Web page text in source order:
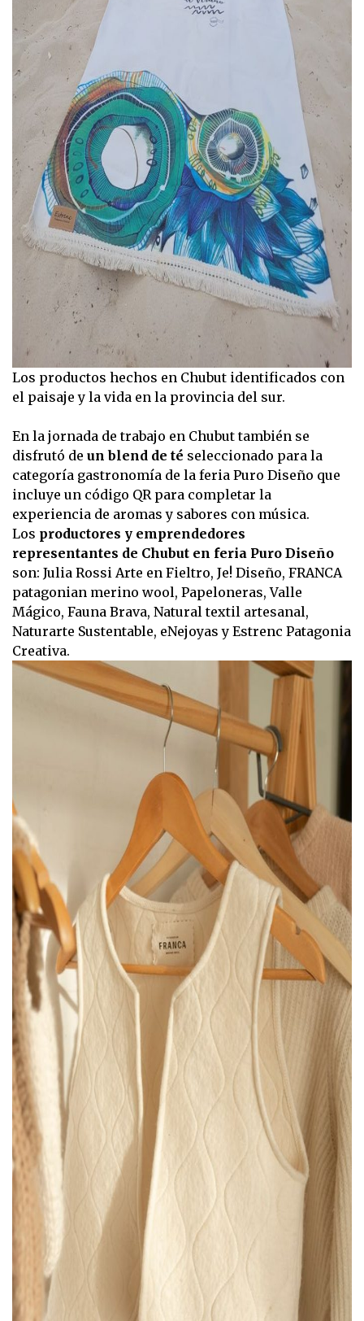
Los productos hechos en Chubut identificados con
el paisaje y la vida en la provincia del sur.
En la jornada de trabajo en Chubut también se
disfrutó de un blend de té seleccionado para la
categoría gastronomía de la feria Puro Diseño que
incluye un código QR para completar la
experiencia de aromas y sabores con música.
Los productores y emprendedores
representantes de Chubut en feria Puro Diseño
son: Julia Rossi Arte en Fieltro, Je! Diseño, FRANCA
patagonian merino wool, Papeloneras, Valle
Mágico, Fauna Brava, Natural textil artesanal,
Naturarte Sustentable, eNejoyas y Estrenc Patagonia
Creativa.